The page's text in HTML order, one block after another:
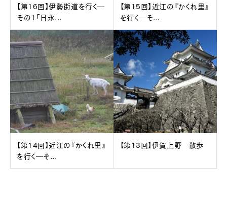
【第16回】伊勢街道を行く―
その1「日永...
【第15回】近江の『かくれ里』
を行く―そ...
【第14回】近江の『かくれ里』
を行く―そ...
【第13回】伊賀上野 散歩